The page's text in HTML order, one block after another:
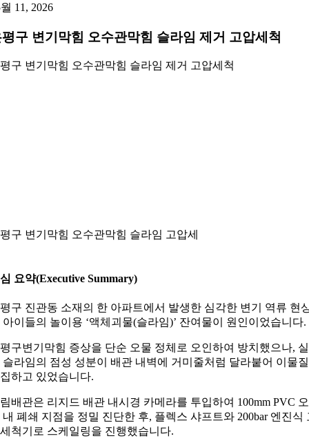
11, 2026
구 변기막힘 오수관막힘 슬라임 제거 고압세척
구 변기막힘 오수관막힘 슬라임 제거 고압세척
구 변기막힘 오수관막힘 슬라임 고압세
요약(Executive Summary)
구 진관동 소재의 한 아파트에서 발생한 심각한 변기 역류 현
아이들의 놀이용 ‘액체괴물(슬라임)’ 잔여물이 원인이었습니다.
구변기막힘 증상을 단순 오물 정체로 오인하여 방치했으나,
슬라임의 점성 성분이 배관 내벽에 거미줄처럼 달라붙어 이물
하고 있었습니다.
배관은 리지드 배관 내시경 카메라를 투입하여 100mm PVC
내 폐쇄 지점을 정밀 진단한 후, 플렉스 샤프트와 200bar 엔진식
척기로 스케일링을 진행했습니다.